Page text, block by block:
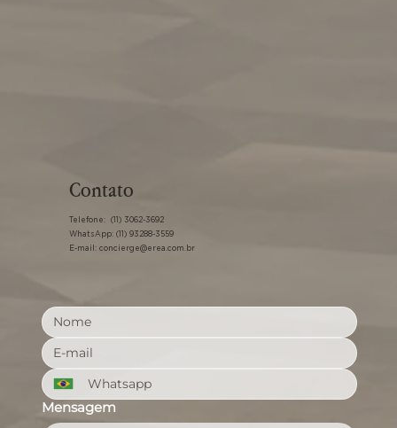
Contato
Telefone: (11) 3062-3692
WhatsApp: (11) 93288-3559
E-mail:concierge@erea.com.br
Mensagem